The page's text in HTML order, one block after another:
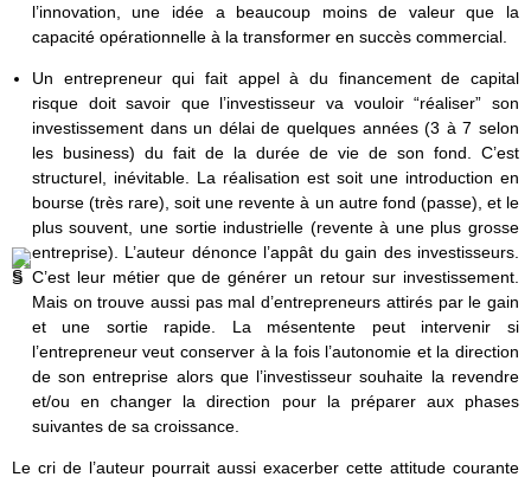
l’innovation, une idée a beaucoup moins de valeur que la
capacité opérationnelle à la transformer en succès commercial.
Un entrepreneur qui fait appel à du financement de capital
risque doit savoir que l’investisseur va vouloir “réaliser” son
investissement dans un délai de quelques années (3 à 7 selon
les business) du fait de la durée de vie de son fond. C’est
structurel, inévitable. La réalisation est soit une introduction en
bourse (très rare), soit une revente à un autre fond (passe), et le
plus souvent, une sortie industrielle (revente à une plus grosse
entreprise). L’auteur dénonce l’appât du gain des investisseurs.
C’est leur métier que de générer un retour sur investissement.
Mais on trouve aussi pas mal d’entrepreneurs attirés par le gain
et une sortie rapide. La mésentente peut intervenir si
l’entrepreneur veut conserver à la fois l’autonomie et la direction
de son entreprise alors que l’investisseur souhaite la revendre
et/ou en changer la direction pour la préparer aux phases
suivantes de sa croissance.
Le cri de l’auteur pourrait aussi exacerber cette attitude courante